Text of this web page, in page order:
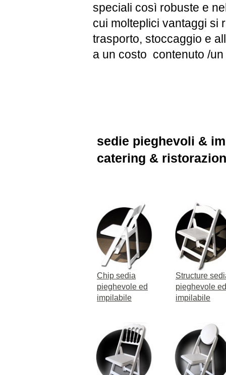
speciali così robuste e
cui molteplici vantaggi si
trasporto, stoccaggio e
a un costo contenuto /
sedie pieghevoli &
catering &
Chip sedia
pieghevole ed
impilabile
Structure
pieghevole ed
impilabile